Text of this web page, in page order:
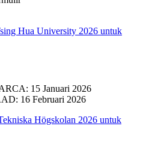
Hua University 2026 untuk
15 Januari 2026
16 Februari 2026
Högskolan 2026 untuk